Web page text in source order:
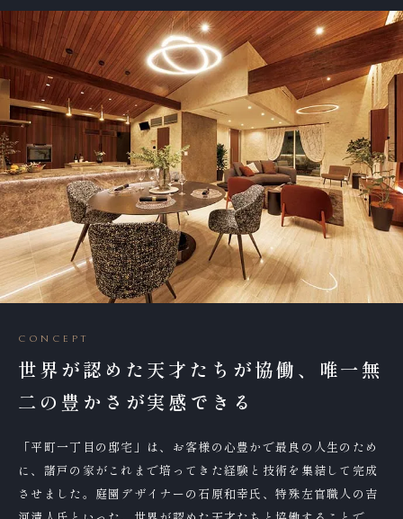
CONCEPT
世界が認めた天才たちが協働、唯一無
二の豊かさが実感できる
「平町一丁目の邸宅」は、お客様の心豊かで最良の人生のため
に、諸戸の家がこれまで培ってきた経験と技術を集結して完成
させました。庭園デザイナーの石原和幸氏、特殊左官職人の吉